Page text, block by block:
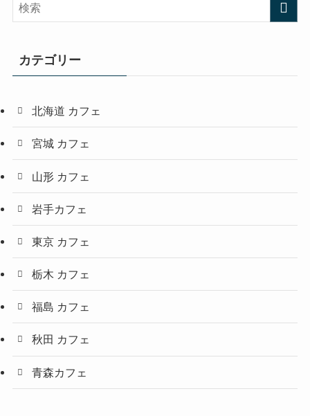
カテゴリー
北海道 カフェ
宮城 カフェ
山形 カフェ
岩手カフェ
東京 カフェ
栃木 カフェ
福島 カフェ
秋田 カフェ
青森カフェ